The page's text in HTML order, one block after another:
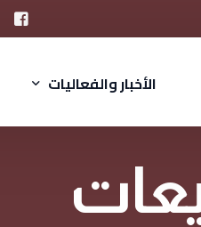
الأخبار والفعاليات
الدراسات
الدراسات